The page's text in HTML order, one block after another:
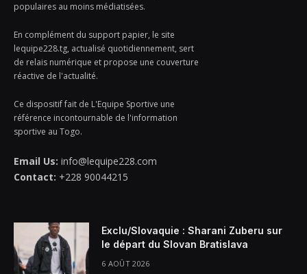
populaires au moins médiatisées.
En complément du support papier, le site
lequipe228.tg, actualisé quotidiennement, sert
de relais numérique et propose une couverture
réactive de l'actualité.
Ce dispositif fait de L'Equipe Sportive une
référence incontournable de l'information
sportive au Togo.
Email Us: info@lequipe228.com
Contact: +228 90044215
Exclu/Slovaquie : Sharani Zuberu sur
le départ du Slovan Bratislava
6 AOÛT 2026